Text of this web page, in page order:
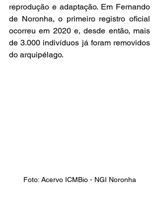
reprodução e adaptação. Em Fernando
de Noronha, o primeiro registro oficial
ocorreu em 2020 e, desde então, mais
de 3.000 indivíduos já foram removidos
do arquipélago.
Foto: Acervo ICMBio - NGI Noronha